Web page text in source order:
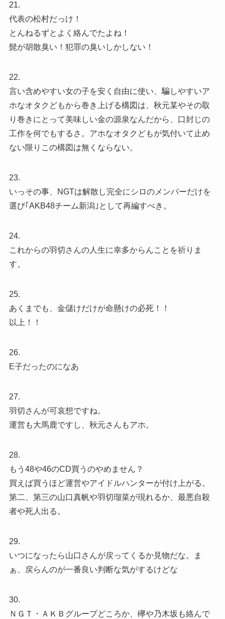
21.
代表の松村だっけ！
とんねるずとよく絡んでたよね！
髭が胡散臭い！犯罪の臭いしかしない！
22.
言い含めやすい女の子を安く自由に使い、騙しやすいア
ホなオタクどもから巻き上げる構図は、秋元某やその取
り巻きにとって美味しい金の源泉なんだから、口封じの
工作を何でもするさ。アホなオタクどもが気付いて止め
ない限りこの構図は無くならない。
23.
いっその事、NGTは解散し完全にシロのメンバーだけを
選び｢AKB48チーム新潟｣として再編すべき。
24.
これからの羽切さんの人生に幸多からんことを祈りま
す。
25.
あくまでも、金儲けだけが命懸けの必死！！
以上！！
26.
E子だったのになあ
27.
羽切さんが可哀想ですね。
運営も大馬鹿ですし、秋元さんもアホ。
28.
もう48や46のCD買うのやめません？
買えば買うほど運営やアイドルハンターが付け上がる。
第二、第三の山口真帆や羽切瑠菜が現れるか、最悪自殺
者や死人出る。
29.
いつになったら山口さんが戻ってくるか見物だな。ま
ぁ、戻らんのが一番良い判断な気がするけどな
30.
ＮＧＴ・ＡＫＢグループどころか、欅や乃木坂も絡んで